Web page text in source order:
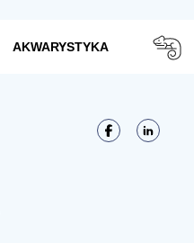
AKWARYSTYKA